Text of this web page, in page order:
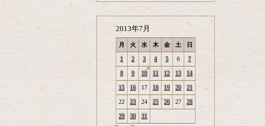
カ
イ
2013年7月
月 火 水 木 金 土 日
1 2 3 4 5 6 7
8 9 10 11 12 13 14
15 16 17 18 19 20 21
22 23 24 25 26 27 28
29 30 31